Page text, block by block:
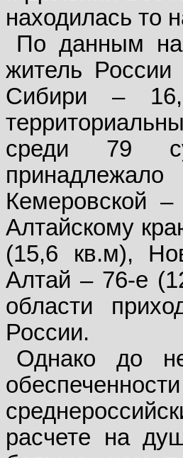
находилась то
По данным на
житель
Сибири –
среди 79
Кемеровской
Алтайскому
(15,6 кв.м),
Алтай – 76-е
области
России.
Однако до
расчете на